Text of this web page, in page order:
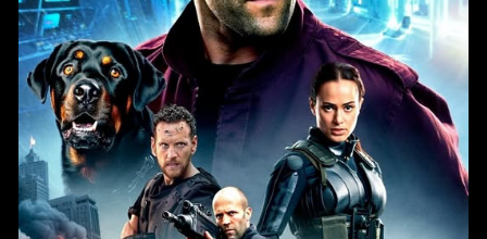
elite assassins, spectacular combat scenes, and
chases, Mason must not only fight for his survival
also stop a catastrophic plot before it's too late.